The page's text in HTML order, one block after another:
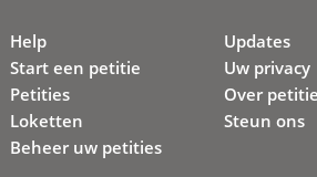
Help
Start een petitie
Petities
Loketten
Beheer uw petities
Updates
Uw privacy
Over
Steun ons